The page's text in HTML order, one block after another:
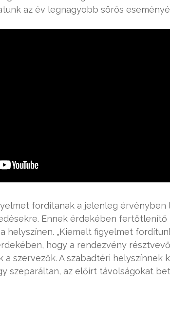
az év legnagyobb sörös
fordítanak a jelenleg
Ennek érdekében
helyszínen. „Kiemelt figyelmet
hogy a rendezvény
a szervezők. A szabadtéri
szeparáltan, az előírt távolságokat